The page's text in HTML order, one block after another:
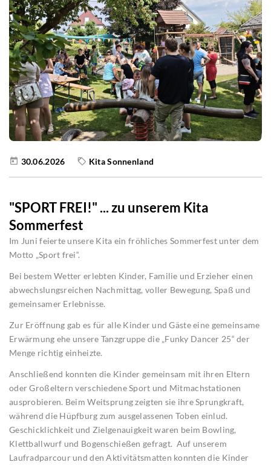
30.06.2026 Kita Sonnenland
"SPORT FREI!" ... zu unserem Kita
Sommerfest
Im Juni feierte unsere Kita ein fröhliches Sommerfest unter dem
Motto „Sport frei“.
Bei bestem Wetter erlebten Kinder, Familie und Erzieher einen
abwechslungsreichen Nachmittag, voller Bewegung, Spaß und
gemeinsamer Erlebnisse.
Zur Eröffnung gab es für alle Kinder und Gäste eine gemeinsame
Erwärmung ehe unsere Tanzgruppe die „Funky Dancer 25“ der
Menge richtig einheizte.
Anschließend konnten die Kinder gemeinsam mit ihren Eltern
oder Großeltern verschiedene Sport und Mitmachstationen
ausprobieren. Beim Weitsprung zeigten sie ihre Sprungkraft,
während die Hüpfburg zum ausgelassenen Toben einlud.
Geschicklichkeit und Zielgenauigkeit waren beim Bowling,
Klettballwurf und Bogenschießen gefragt. Auf unserem
Laufradparcour und den Aktivitätsmatten konnten die Kinder